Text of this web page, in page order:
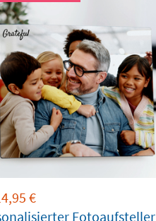
€
Fotoaufsteller